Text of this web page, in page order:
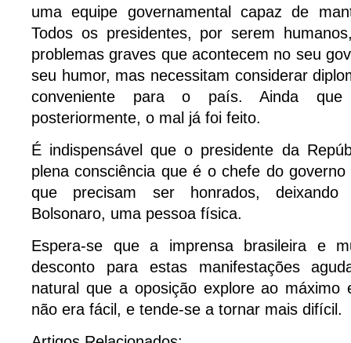
uma equipe governamental capaz de
Todos os presidentes, por serem
problemas graves que acontecem no seu
seu humor, mas necessitam considerar
conveniente para o país. Ainda
posteriormente, o mal já foi feito.
É indispensável que o presidente da
plena consciência que é o chefe do
que precisam ser honrados,
Bolsonaro, uma pessoa física.
Espera-se que a imprensa brasileira e
desconto para estas manifestações
natural que a oposição explore ao máximo
não era fácil, e tende-se a tornar mais difícil.